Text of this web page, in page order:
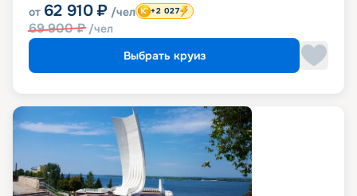
от 62 910 ₽ /чел
69 900₽ /чел
+2 027
Выбрать круиз